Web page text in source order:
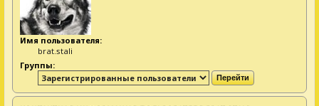
Имя пользователя:
brat.stali
Группы: